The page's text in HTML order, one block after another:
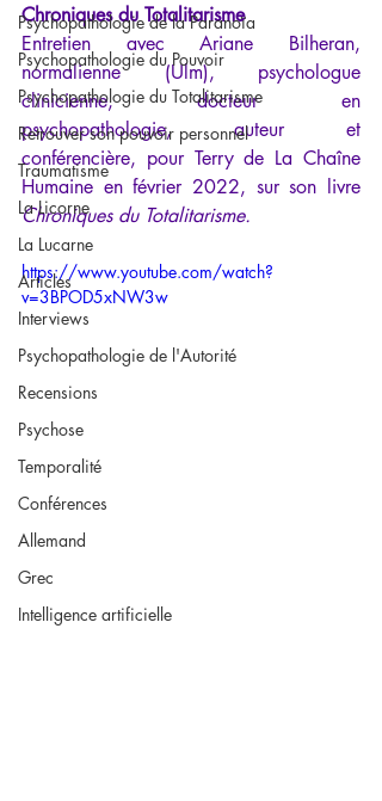
Psychopathologie de la Paranoïa
Psychopathologie du Pouvoir
Psychopathologie du Totalitarisme
Retrouver son pouvoir personnel
Traumatisme
La Licorne
La Lucarne
Articles
Interviews
Psychopathologie de l'Autorité
Recensions
Psychose
Temporalité
Conférences
Allemand
Grec
Intelligence artificielle
Chroniques du Totalitarisme
Entretien avec Ariane Bilheran,
normalienne (Ulm), psychologue
clinicienne, docteur en
psychopathologie, auteur et
conférencière, pour Terry de La Chaîne
Chroniques du Totalitarisme.
https://www.youtube.com/watch?
v=3BPOD5xNW3w